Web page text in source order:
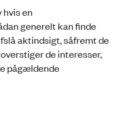
en
generelt kan finde
aktindsigt, såfremt de
de interesser,
pågældende